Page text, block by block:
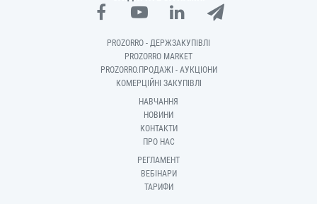
PROZORRO - ДЕРЖЗАКУПІВЛІ
PROZORRO MARKET
PROZORRO.ПРОДАЖІ - АУКЦІОНИ
КОМЕРЦІЙНІ ЗАКУПІВЛІ
НАВЧАННЯ
НОВИНИ
КОНТАКТИ
ПРО НАС
РЕГЛАМЕНТ
ВЕБІНАРИ
ТАРИФИ